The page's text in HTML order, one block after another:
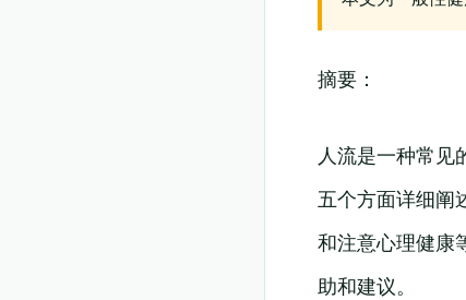
摘要：
人流是一种常见
五个方面详细阐
和注意心理健康
助和建议。